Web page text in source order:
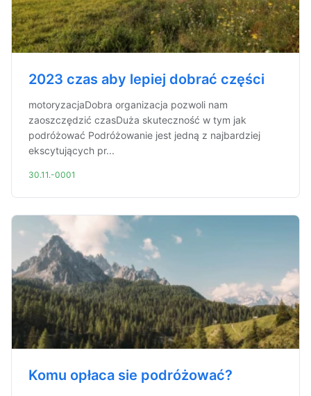
2023 czas aby lepiej dobrać części
motoryzacjaDobra organizacja pozwoli nam
zaoszczędzić czasDuża skuteczność w tym jak
podróżować Podróżowanie jest jedną z najbardziej
ekscytujących pr...
30.11.-0001
Komu opłaca sie podróżować?